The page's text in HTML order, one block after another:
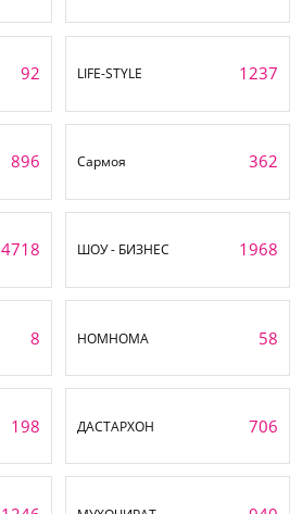
92 LIFE-STYLE 1237
896 Сармоя 362
4718 ШОУ - БИЗНЕС 1968
8 НОМНОМА 58
198 ДАСТАРХОН 706